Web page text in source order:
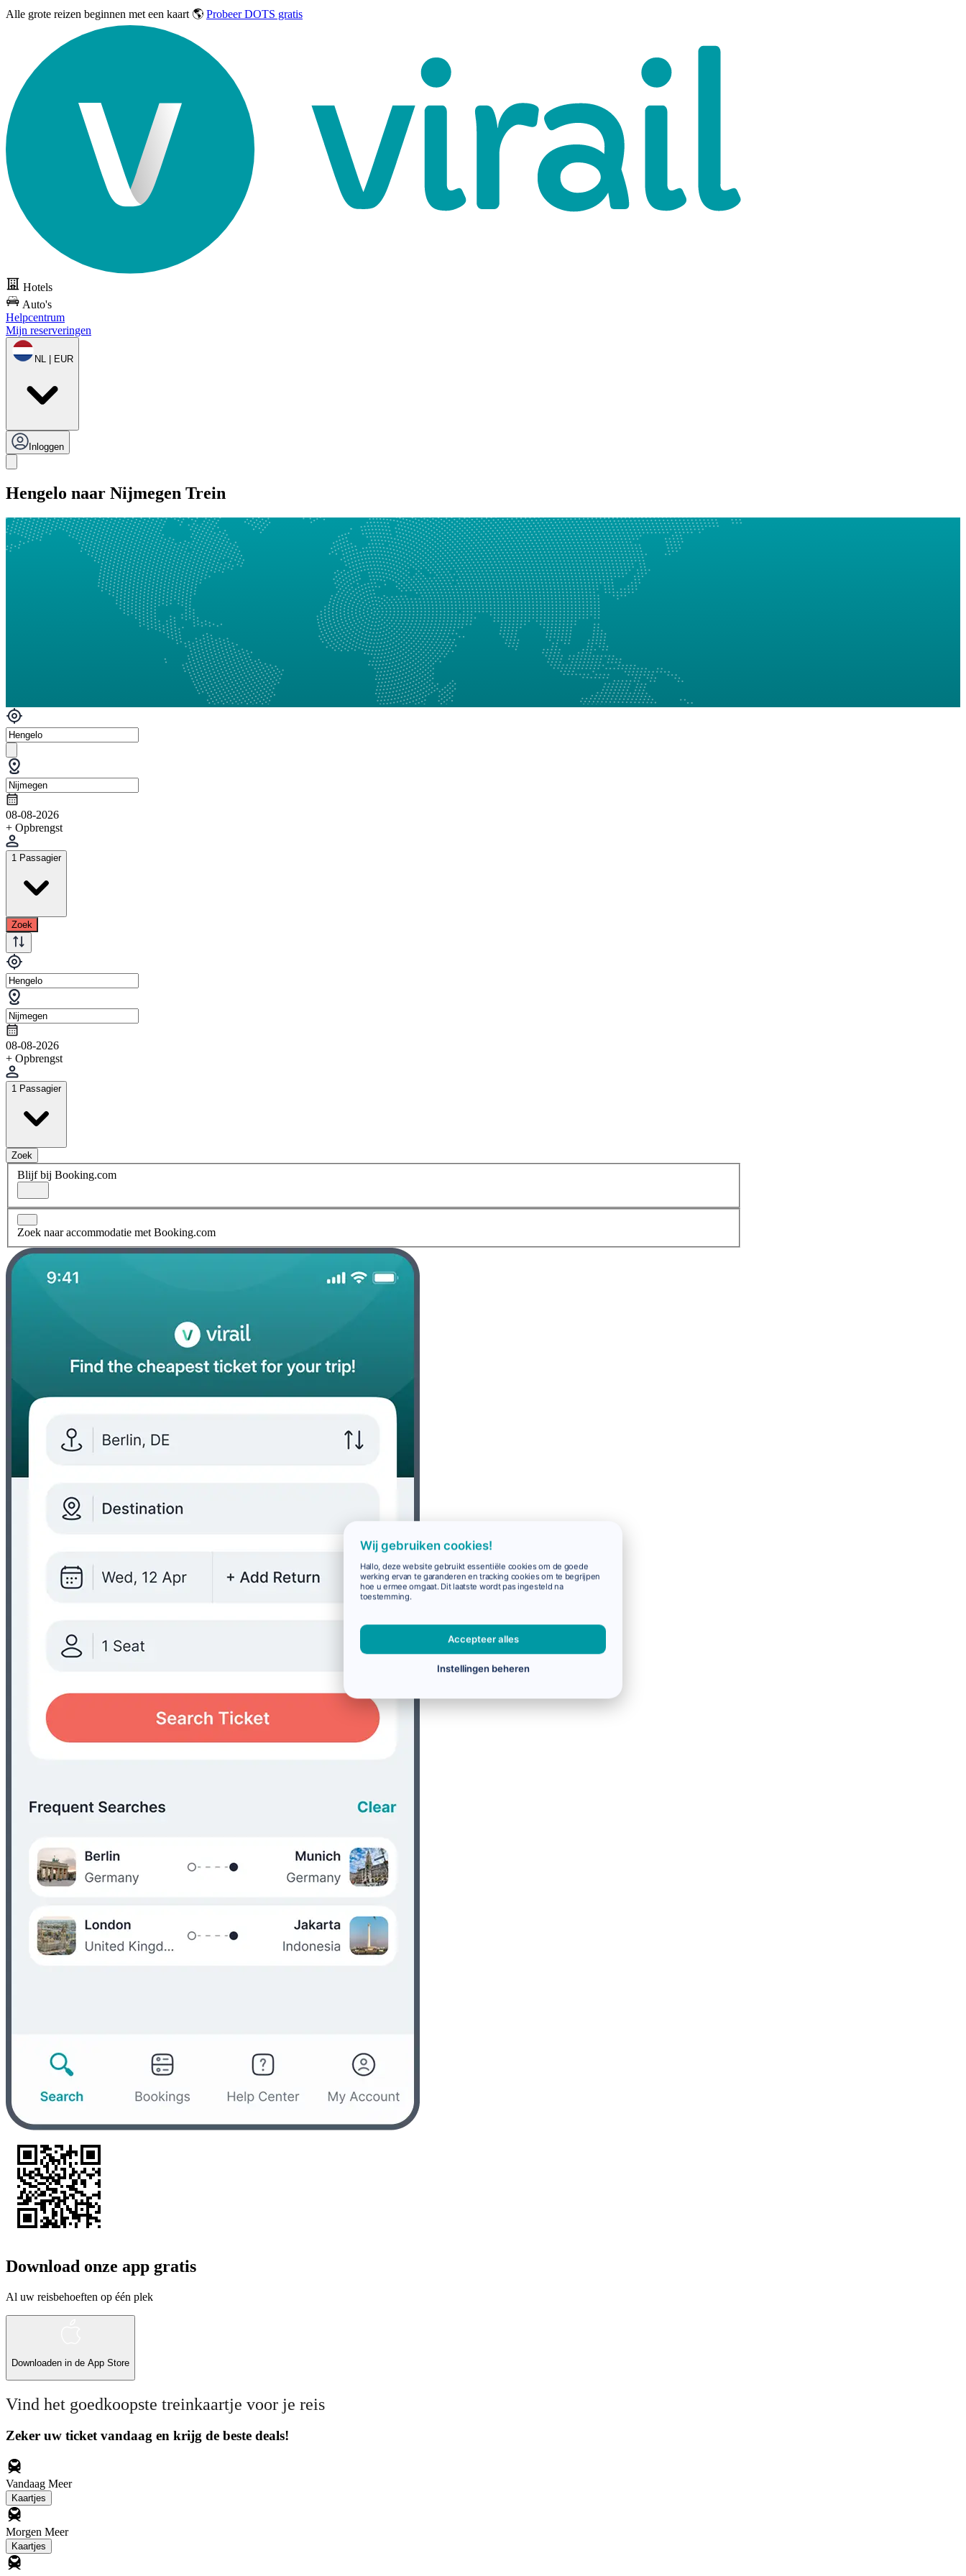
Alle grote reizen beginnen met een kaart 🌎 Probeer DOTS gratis
Hotels
Auto's
Helpcentrum
Mijn reserveringen
NL | EUR
Inloggen
Hengelo naar Nijmegen Trein
08-08-2026
+ Opbrengst
1 Passagier
Zoek
08-08-2026
+ Opbrengst
1 Passagier
Zoek
Blijf bij Booking.com
Zoek naar accommodatie met Booking.com
Download onze app gratis
Al uw reisbehoeften op één plek
Downloaden in de App Store
Vind het goedkoopste treinkaartje voor je reis
Zeker uw ticket vandaag en krijg de beste deals!
Vandaag Meer
Kaartjes
Morgen Meer
Kaartjes
Wij gebruiken cookies!
Hallo, deze website gebruikt essentiële cookies om de goede
werking ervan te garanderen en tracking cookies om te begrijpen
hoe u ermee omgaat. Dit laatste wordt pas ingesteld na
toestemming.
Accepteer alles
Instellingen beheren